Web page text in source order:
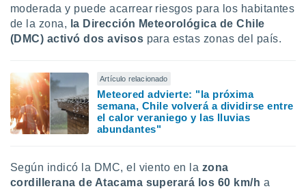
como
sitio
traten tus
en
interés
su
u
moderada y puede acarrear riesgos para los habitantes
de la zona, la Dirección Meteorológica de Chile
(DMC) activó dos avisos para estas zonas del país.
Artículo relacionado
Meteored advierte: "la próxima
semana, Chile volverá a dividirse entre
el calor veraniego y las lluvias
abundantes"
Según indicó la DMC, el viento en la zona
cordillerana de Atacama superará los 60 km/h a